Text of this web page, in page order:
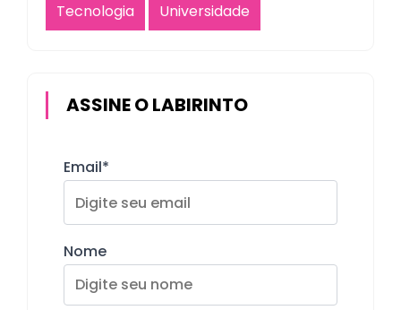
Tecnologia
Universidade
ASSINE O LABIRINTO
Email*
Nome